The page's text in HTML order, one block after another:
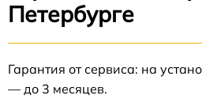
Петербурге
Гарантия от сервиса: на
— до 3 месяцев.